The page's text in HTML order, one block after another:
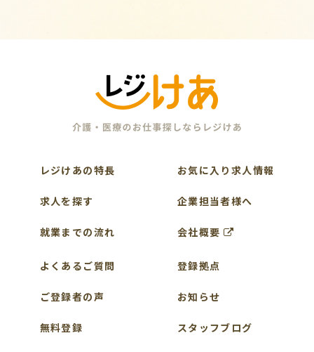
レジけあの特長
求人を探す
就業までの流れ
よくあるご質問
ご登録者の声
無料登録
お気に入り求人情報
企業担当者様へ
会社概要
登録拠点
お知らせ
スタッフブログ